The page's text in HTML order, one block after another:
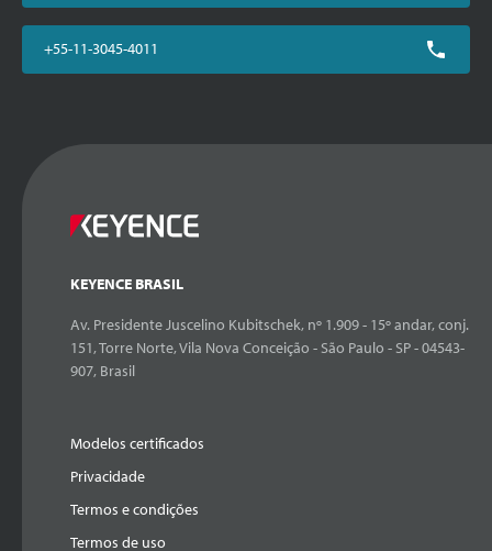
+55-11-3045-4011
KEYENCE BRASIL
Av. Presidente Juscelino Kubitschek, nº 1.909 - 15º andar, conj.
151, Torre Norte, Vila Nova Conceição - São Paulo - SP - 04543-
907, Brasil
Modelos certificados
Privacidade
Termos e condições
Termos de uso